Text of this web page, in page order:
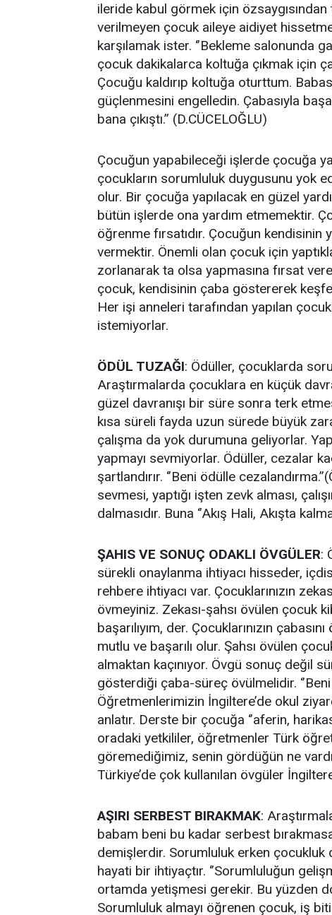
ileride kabul görmek için
verilmeyen çocuk aileye aidiyet
karşılamak ister. ‘’Bekleme salonunda
çocuk dakikalarca koltuğa çıkmak için
Çocuğu kaldırıp koltuğa oturttum.
güçlenmesini engelledin. Çabasıyla
bana çıkıştı.’’ (D.CÜCELOĞLU)
Çocuğun yapabileceği işlerde çocuğa
çocukların sorumluluk duygusunu yok
olur. Bir çocuğa yapılacak en güzel
bütün işlerde ona yardım etmemektir.
öğrenme fırsatıdır. Çocuğun kendisinin
vermektir. Önemli olan çocuk için
zorlanarak ta olsa yapmasına fırsat
çocuk, kendisinin çaba göstererek
Her işi anneleri tarafından yapılan
istemiyorlar.
ÖDÜL TUZAĞI: Ödüller, çocuklarda
Araştırmalarda çocuklara en küçük
güzel davranışı bir süre sonra terk
kısa süreli fayda uzun sürede büyük
çalışma da yok durumuna geliyorlar.
yapmayı sevmiyorlar. Ödüller, cezalar
şartlandırır. ‘’Beni ödülle
sevmesi, yaptığı işten zevk alması,
dalmasıdır. Buna ‘’Akış Hali, Akışta
ŞAHIS VE SONUÇ ODAKLI ÖVGÜLER:
sürekli onaylanma ihtiyacı hisseder,
rehbere ihtiyacı var. Çocuklarınızın
övmeyiniz. Zekası-şahsı övülen çocuk
başarılıyım, der. Çocuklarınızın
mutlu ve başarılı olur. Şahsı övülen
almaktan kaçınıyor. Övgü sonuç değil
gösterdiği çaba-süreç övülmelidir. ‘’Beni
Öğretmenlerimizin İngiltere’de okul
anlatır. Derste bir çocuğa ‘’aferin,
oradaki yetkililer, öğretmenler Türk
göremediğimiz, senin gördüğün ne
Türkiye’de çok kullanılan övgüler
AŞIRI SERBEST BIRAKMAK:
babam beni bu kadar serbest
demişlerdir. Sorumluluk erken çocukluk
hayati bir ihtiyaçtır. ‘’Sorumluluğun
ortamda yetişmesi gerekir. Bu yüzden
Sorumluluk almayı öğrenen çocuk, iş